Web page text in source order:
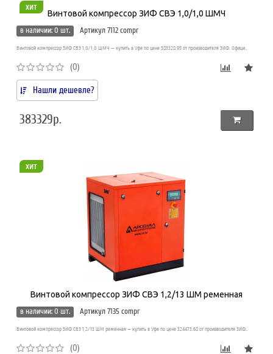
хит
Винтовой компрессор ЗИФ СВЭ 1,0/1,0 ШМЧ
в наличии: 0 шт.
Артикул 7112 compr
Винтовой компрессор ЗИФ СВЭ 1,0/1,0 ШМЧ — купить в Уфе по цене 383328.95 от производителя ЗИФ. Офици..
(0)
Нашли дешевле?
383329р.
хит
Винтовой компрессор ЗИФ СВЭ 1,2/13 ШМ ременная
в наличии: 0 шт.
Артикул 7135 compr
Винтовой компрессор ЗИФ СВЭ 1,2/13 ШМ ременная — купить в Уфе по цене 324473.68 от производителя ЗИФ..
(0)